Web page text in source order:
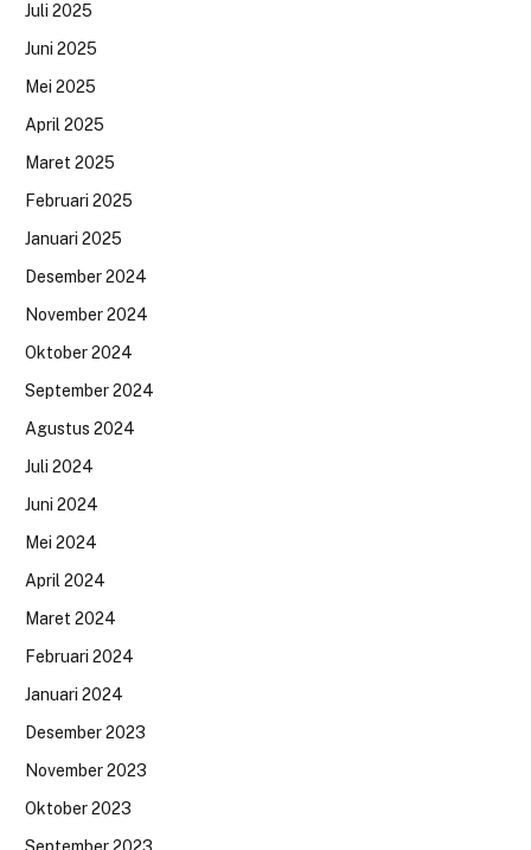
Juli 2025
Juni 2025
Mei 2025
April 2025
Maret 2025
Februari 2025
Januari 2025
Desember 2024
November 2024
Oktober 2024
September 2024
Agustus 2024
Juli 2024
Juni 2024
Mei 2024
April 2024
Maret 2024
Februari 2024
Januari 2024
Desember 2023
November 2023
Oktober 2023